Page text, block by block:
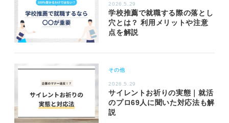
2026.5.29
学校推薦で就職する際の落とし
穴とは？ 利用メリットや注意
点を解説
その他
2026.5.29
サイレントお祈りの実態｜就活
のプロ69人に聞いた対応法も解
説